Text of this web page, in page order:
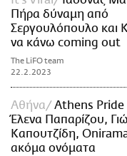
Πήρα δύναμη από
Σεργουλόπουλο και
να κάνω coming out
The LiFO team
22.2.2023
Αθήνα
Athens Pride
Έλενα Παπαρίζου,
Καπουτζίδη,
ακόμα ονόματα